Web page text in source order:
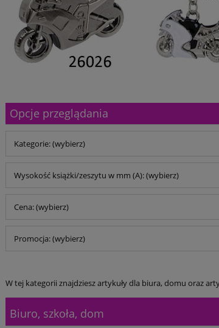
Opcje przeglądania
Kategorie: (wybierz)
Wysokość książki/zeszytu w mm (A): (wybierz)
Cena: (wybierz)
Promocja: (wybierz)
W tej kategorii znajdziesz artykuły dla biura, domu oraz
Biuro, szkoła, dom